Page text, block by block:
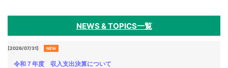
事業
Health
NEWS & TOPICS一覧
[2026/07/31] NEW
令和７年度 収入支出決算について